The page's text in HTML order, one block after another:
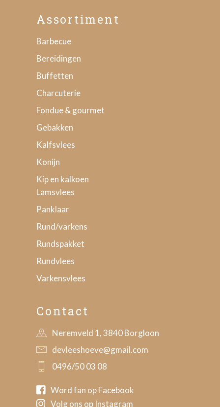
Assortiment
Barbecue
Bereidingen
Buffetten
Charcuterie
Fondue & gourmet
Gebakken
Kalfsvlees
Konijn
Kip en kalkoen
Lamsvlees
Panklaar
Rund/varkens
Rundspakket
Rundvlees
Varkensvlees
Contact
Neremveld 1, 3840 Borgloon
devleeshoeve@gmail.com
0496/50 03 08
Word fan op Facebook
Volg ons op Instagram